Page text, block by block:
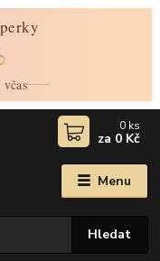
Menu
Hledat
0 ks
za 0 Kč